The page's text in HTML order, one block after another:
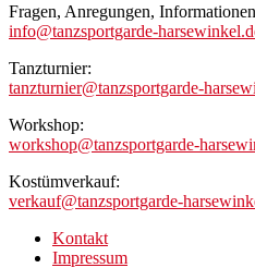
Fragen, Anregungen,
info@tanzsportgarde-
Tanzturnier:
tanzturnier@tanzsportgarde-
Workshop:
workshop@tanzsportgarde-
Kostümverkauf:
verkauf@tanzsportgarde-
Kontakt
Impressum